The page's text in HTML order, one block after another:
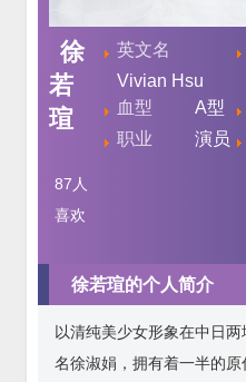
徐
若
瑄
87 人
喜欢
英文名
Vivian Hsu
血型
A型
职业
演员
徐若瑄的个人简介
以清纯美少女形象在中日
名徐淑娟，拥有着一半的